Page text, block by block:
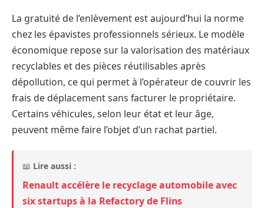
La gratuité de l’enlèvement est aujourd’hui la norme
chez les épavistes professionnels sérieux. Le modèle
économique repose sur la valorisation des matériaux
recyclables et des pièces réutilisables après
dépollution, ce qui permet à l’opérateur de couvrir les
frais de déplacement sans facturer le propriétaire.
Certains véhicules, selon leur état et leur âge,
peuvent même faire l’objet d’un rachat partiel.
📖 Lire aussi :
Renault accélère le recyclage automobile avec
six startups à la Refactory de Flins